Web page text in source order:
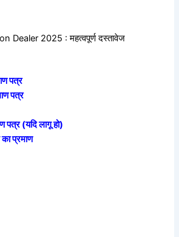
Dealer 2025 : महत्वपूर्ण दस्तावेज
पत्र
पत्र
पत्र (यदि लागू हो)
प्रमाण